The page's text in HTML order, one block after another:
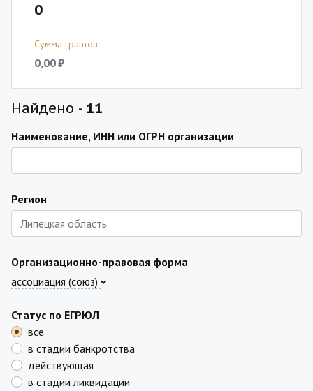
0
Сумма грантов
0,00 ₽
Найдено - 11
Наименование, ИНН или ОГРН организации
Регион
Организационно-правовая форма
ассоциация (союз)
Статус по ЕГРЮЛ
все
в стадии банкротства
действующая
в стадии ликвидации